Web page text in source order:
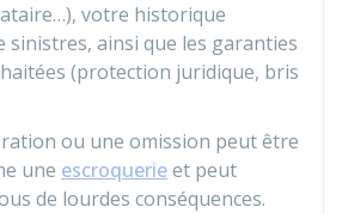
votre historique
sinistres, ainsi que les garanties
(protection juridique, bris
ou une omission peut être
une escroquerieet peut
de lourdes conséquences.